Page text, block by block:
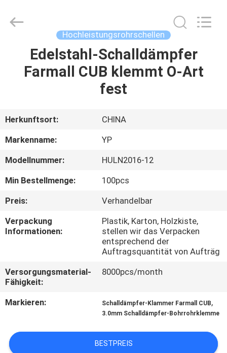
HEIM
ÜBER
UNS
WERKSBESICHTIGUNG
QUALITÄTSKONTROLLE
KONTAKT
UNS
NACHRICHTEN
FÄLLE
CO.,LTD.
Hochleistungsrohrschellen
Edelstahl-Schalldämpfer
Farmall CUB klemmt O-Art
fest
Herkunftsort:
CHINA
Markenname:
YP
Modellnummer:
HULN2016-12
Min Bestellmenge:
100pcs
Preis:
Verhandelbar
Verpackung
Informationen:
Plastik, Karton, Holzkiste,
stellen wir das Verpacken
entsprechend der
Auftragsquantität von Aufträg
Versorgungsmaterial-
Fähigkeit:
8000pcs/month
Markieren: Schalldämpfer-Klammer Farmall CUB,
3.0mm Schalldämpfer-Bohrrohrklemme
BESTPREIS